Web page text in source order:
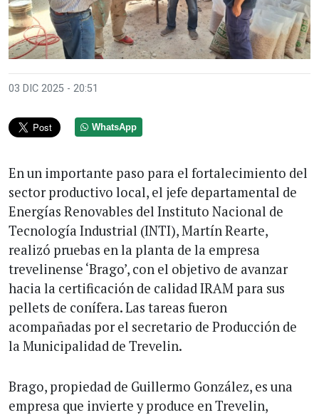
03 DIC 2025 - 20:51
WhatsApp
En un importante paso para el fortalecimiento del
sector productivo local, el jefe departamental de
Energías Renovables del Instituto Nacional de
Tecnología Industrial (INTI), Martín Rearte,
realizó pruebas en la planta de la empresa
trevelinense ‘Brago’, con el objetivo de avanzar
hacia la certificación de calidad IRAM para sus
pellets de conífera. Las tareas fueron
acompañadas por el secretario de Producción de
la Municipalidad de Trevelin.
Brago, propiedad de Guillermo González, es una
empresa que invierte y produce en Trevelin,